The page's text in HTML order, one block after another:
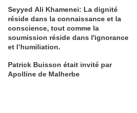
Seyyed Ali Khamenei: La dignité
réside dans la connaissance et la
conscience, tout comme la
soumission réside dans l'ignorance
et l’humiliation.
Patrick Buisson était invité par
Apolline de Malherbe